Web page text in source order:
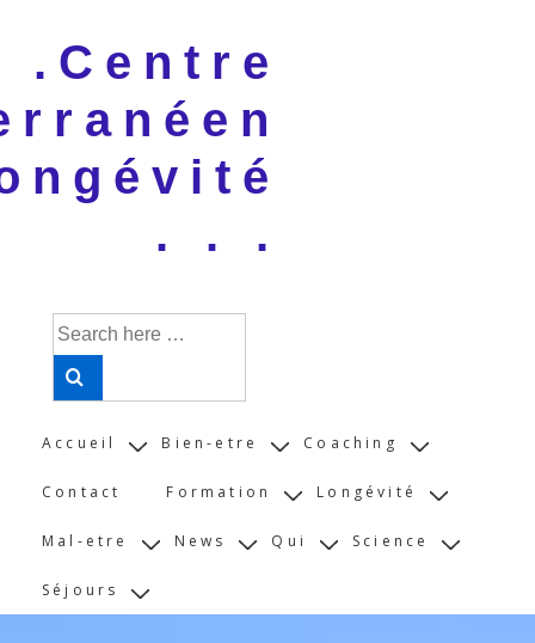
Main
.Centre
. . .
Search
for:
Main
Accueil Bien-etre Coaching
Contact Formation Longévité
Mal-etre News Qui Science
Séjours